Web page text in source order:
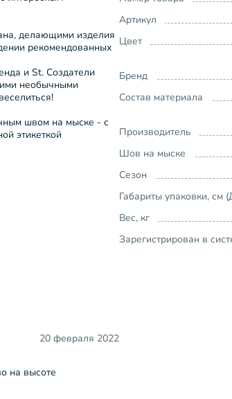
делающими изделия
рекомендованных
и St. Создатели
необычными
швом на мыске - с
этикеткой
Артикул
Цвет
Бренд
Состав материала
Производитель
Шов на мыске
Сезон
Габариты упаковки, см
Вес, кг
Зарегистрирован в
20 февраля 2022
на высоте